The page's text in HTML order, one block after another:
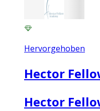
Hervorgehoben
Hector
Hector